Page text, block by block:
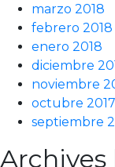
marzo 2018
febrero 2018
enero 2018
diciembre
noviembre
octubre 2017
septiembre
Archives